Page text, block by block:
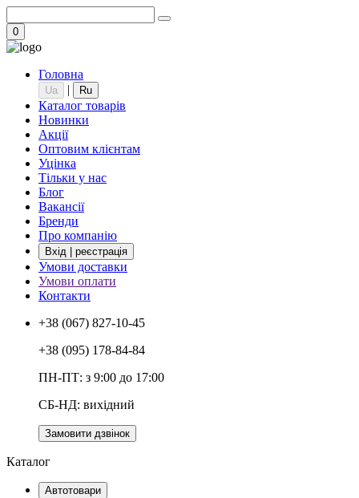
0
Головна
Ua | Ru
Каталог товарів
Новинки
Акції
Оптовим клієнтам
Уцінка
Тільки у нас
Блог
Вакансії
Бренди
Про компанію
Вхід | реєстрація
Умови доставки
Умови оплати
Контакти
+38 (067) 827-10-45
+38 (095) 178-84-84
ПН-ПТ: з 9:00 до 17:00
СБ-НД: вихідний
Замовити дзвінок
Каталог
Автотовари